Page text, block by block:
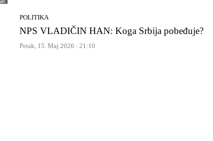
POLITIKA
NPS VLADIČIN HAN: Koga Srbija pobeđuje?
Petak, 15. Maj 2026 : 21:10